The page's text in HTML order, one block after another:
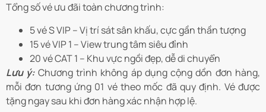
Tổng số vé ưu đãi toàn chương trình:
5 vé S VIP – Vị trí sát sân khấu, cực gần thần tượng
15 vé VIP 1 – View trung tâm siêu đỉnh
20 vé CAT 1 – Khu vực ngồi đẹp, dễ di chuyển
Lưu ý: Chương trình không áp dụng cộng dồn đơn hàng,
mỗi đơn tương ứng 01 vé theo mốc đã quy định. Vé được
tặng ngay sau khi đơn hàng xác nhận hợp lệ.